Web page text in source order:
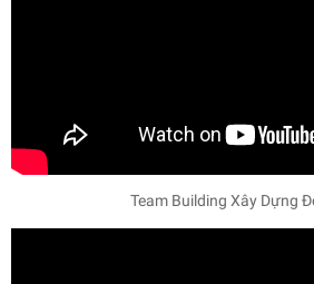
Team Building Xây Dựng